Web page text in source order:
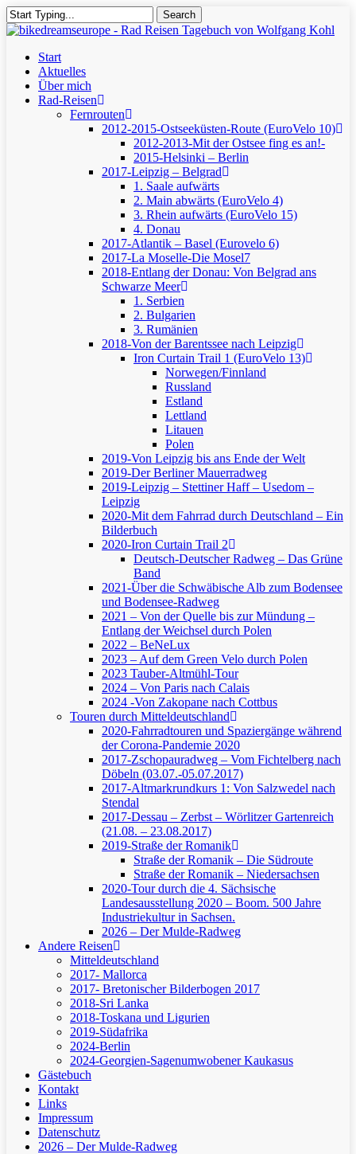
Skip
to
content
Search
Close
Menu
Start
Aktuelles
Über mich
Rad-Reisen
Fernrouten
2012-2015-Ostseeküsten-Route (EuroVelo 10)
2012-2013-Mit der Ostsee fing es an!-
2015-Helsinki – Berlin
2017-Leipzig – Belgrad
1. Saale aufwärts
2. Main abwärts (EuroVelo 4)
3. Rhein aufwärts (EuroVelo 15)
4. Donau
2017-Atlantik – Basel (Eurovelo 6)
2017-La Moselle-Die Mosel7
2018-Entlang der Donau: Von Belgrad ans
Schwarze Meer
1. Serbien
2. Bulgarien
3. Rumänien
2018-Von der Barentssee nach Leipzig
Iron Curtain Trail 1 (EuroVelo 13)
Norwegen/Finnland
Russland
Estland
Lettland
Litauen
Polen
2019-Von Leipzig bis ans Ende der Welt
2019-Der Berliner Mauerradweg
2019-Leipzig – Stettiner Haff – Usedom –
Leipzig
2020-Mit dem Fahrrad durch Deutschland – Ein
Bilderbuch
2020-Iron Curtain Trail 2
Deutsch-Deutscher Radweg – Das Grüne
Band
2021-Über die Schwäbische Alb zum Bodensee
und Bodensee-Radweg
2021 – Von der Quelle bis zur Mündung –
Entlang der Weichsel durch Polen
2022 – BeNeLux
2023 – Auf dem Green Velo durch Polen
2023 Tauber-Altmühl-Tour
2024 – Von Paris nach Calais
2024 -Von Zakopane nach Cottbus
Touren durch Mitteldeutschland
2020-Fahrradtouren und Spaziergänge während
der Corona-Pandemie 2020
2017-Zschopauradweg – Vom Fichtelberg nach
Döbeln (03.07.-05.07.2017)
2017-Altmarkrundkurs 1: Von Salzwedel nach
Stendal
2017-Dessau – Zerbst – Wörlitzer Gartenreich
(21.08. – 23.08.2017)
2019-Straße der Romanik
Straße der Romanik – Die Südroute
Straße der Romanik – Niedersachsen
2020-Tour durch die 4. Sächsische
Landesausstellung 2020 – Boom. 500 Jahre
Industriekultur in Sachsen.
2026 – Der Mulde-Radweg
Andere Reisen
Mitteldeutschland
2017- Mallorca
2017- Bretonischer Bilderbogen 2017
2018-Sri Lanka
2018-Toskana und Ligurien
2019-Südafrika
2024-Berlin
2024-Georgien-Sagenumwobener Kaukasus
Gästebuch
Kontakt
Links
Impressum
Datenschutz
2026 – Der Mulde-Radweg